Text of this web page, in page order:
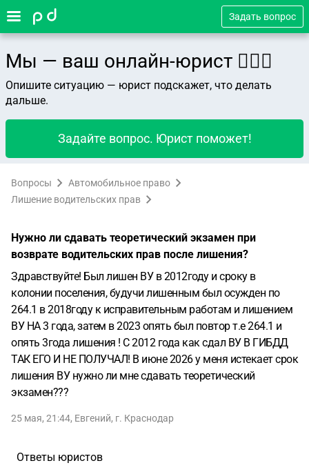
Задать вопрос
Мы — ваш онлайн-юрист 👨🏻‍⚖️
Опишите ситуацию — юрист подскажет, что делать
дальше.
Задайте вопрос. Юрист поможет!
Вопросы
Автомобильное право
Лишение водительских прав
Нужно ли сдавать теоретический экзамен при
возврате водительских прав после лишения?
Здравствуйте! Был лишен ВУ в 2012году и сроку в
колонии поселения, будучи лишенным был осужден по
264.1 в 2018году к исправительным работам и лишением
ВУ НА 3 года, затем в 2023 опять был повтор т.е 264.1 и
опять 3года лишения ! С 2012 года как сдал ВУ В ГИБДД
ТАК ЕГО И НЕ ПОЛУЧАЛ! В июне 2026 у меня истекает срок
лишения ВУ нужно ли мне сдавать теоретический
экзамен???
25 мая, 21:44, Евгений, г. Краснодар
Ответы юристов